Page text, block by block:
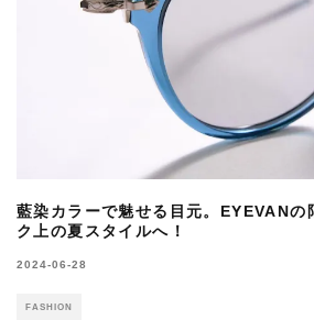
藍染カラーで魅せる目元。EYEVANの
ク上の夏スタイルへ！
2024-06-28
FASHION